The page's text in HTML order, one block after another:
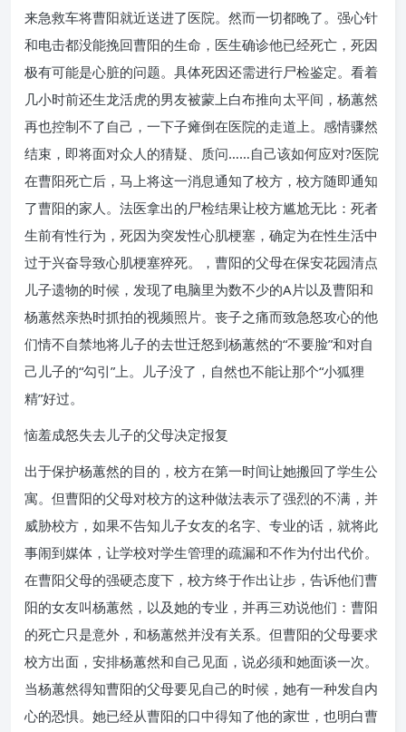
来急救车将曹阳就近送进了医院。然而一切都晚了。强心针
和电击都没能挽回曹阳的生命，医生确诊他已经死亡，死因
极有可能是心脏的问题。具体死因还需进行尸检鉴定。看着
几小时前还生龙活虎的男友被蒙上白布推向太平间，杨蕙然
再也控制不了自己，一下子瘫倒在医院的走道上。感情骤然
结束，即将面对众人的猜疑、质问……自己该如何应对?医院
在曹阳死亡后，马上将这一消息通知了校方，校方随即通知
了曹阳的家人。法医拿出的尸检结果让校方尴尬无比：死者
生前有性行为，死因为突发性心肌梗塞，确定为在性生活中
过于兴奋导致心肌梗塞猝死。，曹阳的父母在保安花园清点
儿子遗物的时候，发现了电脑里为数不少的A片以及曹阳和
杨蕙然亲热时抓拍的视频照片。丧子之痛而致急怒攻心的他
们情不自禁地将儿子的去世迁怒到杨蕙然的“不要脸”和对自
己儿子的“勾引”上。儿子没了，自然也不能让那个“小狐狸
精”好过。
恼羞成怒失去儿子的父母决定报复
出于保护杨蕙然的目的，校方在第一时间让她搬回了学生公
寓。但曹阳的父母对校方的这种做法表示了强烈的不满，并
威胁校方，如果不告知儿子女友的名字、专业的话，就将此
事闹到媒体，让学校对学生管理的疏漏和不作为付出代价。
在曹阳父母的强硬态度下，校方终于作出让步，告诉他们曹
阳的女友叫杨蕙然，以及她的专业，并再三劝说他们：曹阳
的死亡只是意外，和杨蕙然并没有关系。但曹阳的父母要求
校方出面，安排杨蕙然和自己见面，说必须和她面谈一次。
当杨蕙然得知曹阳的父母要见自己的时候，她有一种发自内
心的恐惧。她已经从曹阳的口中得知了他的家世，也明白曹